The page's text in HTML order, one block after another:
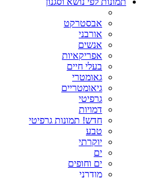
אבסטרקט
אורבני
אנשים
אפריקאיות
בעלי חיים
גאומטרי
גיאומטריים
גרפיטי
דמויות
חדש! תמונות גרפיטי
טבע
יוקרתי
ים
ים וחופים
מודרני